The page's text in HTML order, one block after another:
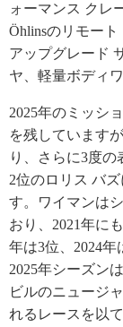
ォーマンス クレ
Öhlinsのリモー
アップグレード
ヤ、軽量ボディ
2025年のミッシ
を残しています
り、さらに3度
2位のロリス バ
す。ワイマンは
おり、2021年に
年は3位、2024年
2025年シーズン
ビルのニュージ
れるレースを以